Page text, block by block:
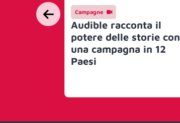
Campagne
Audible racconta il
potere delle storie con
una campagna in 12
Paesi